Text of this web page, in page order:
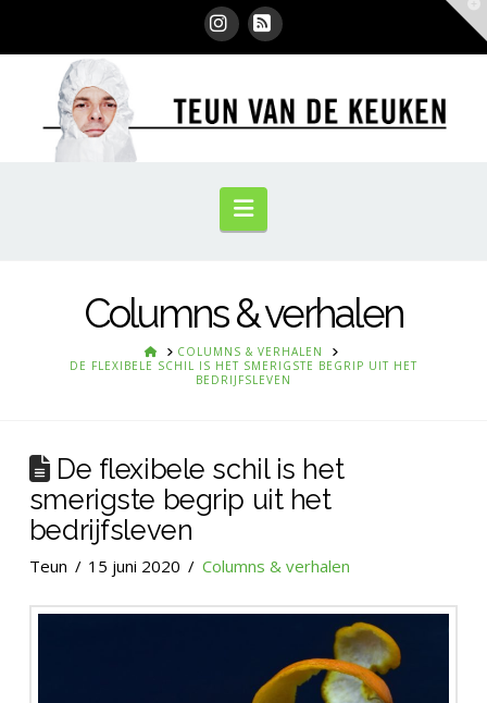
Instagram
RSS
Navigation
Columns & verhalen
HOMECOLUMNS & VERHALEN
DE FLEXIBELE SCHIL IS HET SMERIGSTE BEGRIP UIT HET
BEDRIJFSLEVEN
De flexibele schil is het
smerigste begrip uit het
bedrijfsleven
Teun 15 juni 2020 Columns & verhalen